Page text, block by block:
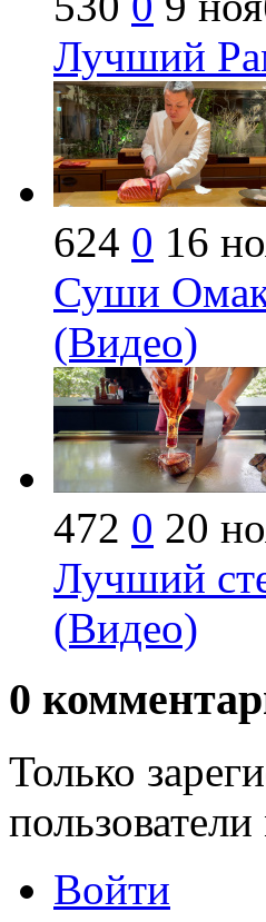
Лучший
624 0 16
Суши
(Видео)
472 0 20
Лучший
(Видео)
0
Только
Войти